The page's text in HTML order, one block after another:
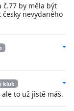
č.77 by měla být
nevydaného
klub
to už jistě máš.